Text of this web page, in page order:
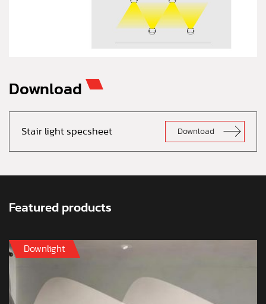
Download
Stair light specsheet Download
Featured products
Downlight